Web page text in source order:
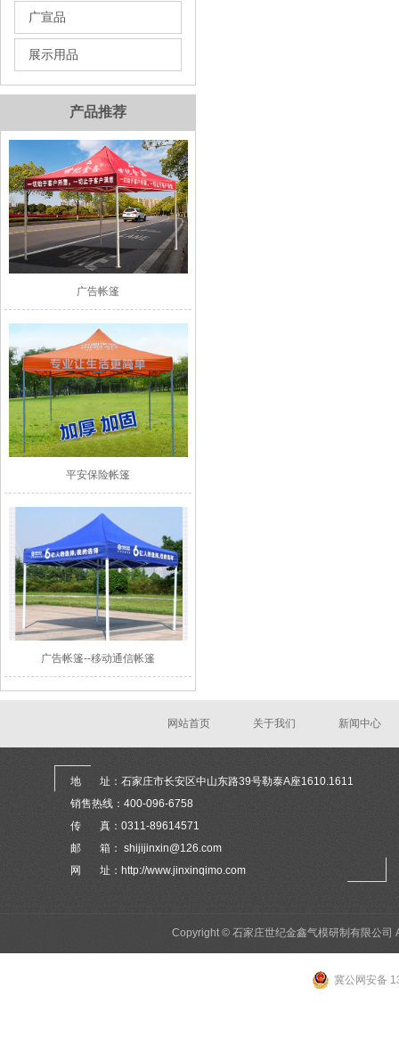
广宣品
展示用品
产品推荐
广告帐篷
平安保险帐篷
广告帐篷--移动通信帐篷
网站首页 关于我们 新闻中心
地 址：石家庄市长安区中山东路39号勒泰A座1610.1611
销售热线：400-096-6758
传 真：0311-89614571
邮 箱： shijijinxin@126.com
网 址：http://www.jinxinqimo.com
Copyright © 石家庄世纪金鑫气模研制有限公
冀公网安备